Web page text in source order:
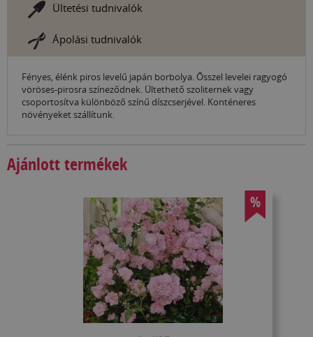
Ültetési tudnivalók
Ápolási tudnivalók
Fényes, élénk piros levelű japán borbolya. Ősszel levelei ragyogó
vöröses-pirosra színeződnek. Ültethető szoliternek vagy
csoportosítva különböző színű díszcserjével. Konténeres
növényeket szállítunk.
Ajánlott termékek
%